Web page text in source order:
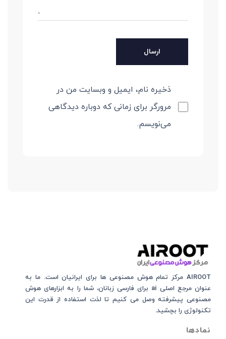
ذخیره نام، ایمیل و وبسایت من در
مرورگر برای زمانی که دوباره دیدگاهی
می‌نویسم.
AIROOT مرکز تمام هوش مصنوعی‌‌‌ ها برای ایرانیان است. ما به
عنوان مرجع اصلی ai برای فارسی زبانان، شما را به ابزارهای هوش
مصنوعی پیشرفته وصل می کنیم تا لذت استفاده از قدرت این
تکنولوژی را بچشید.
نمادها